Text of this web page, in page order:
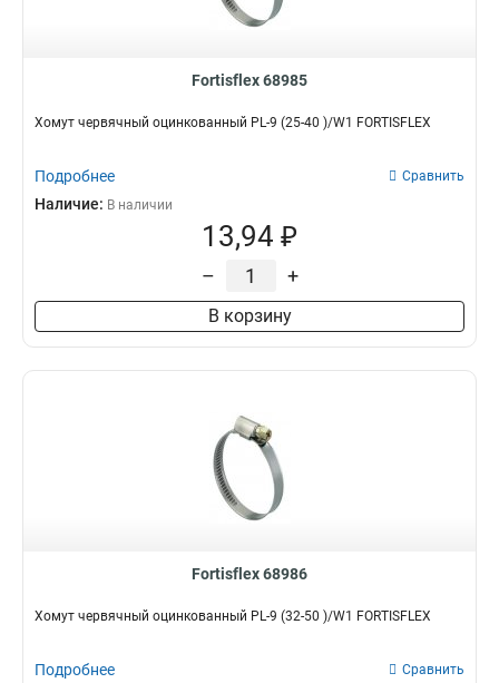
Fortisflex 68985
Хомут червячный оцинкованный PL-9 (25-40 )/W1 FORTISFLEX
Подробнее Сравнить
Наличие: В наличии
13,94 ₽
– +
В корзину
Fortisflex 68986
Хомут червячный оцинкованный PL-9 (32-50 )/W1 FORTISFLEX
Подробнее Сравнить